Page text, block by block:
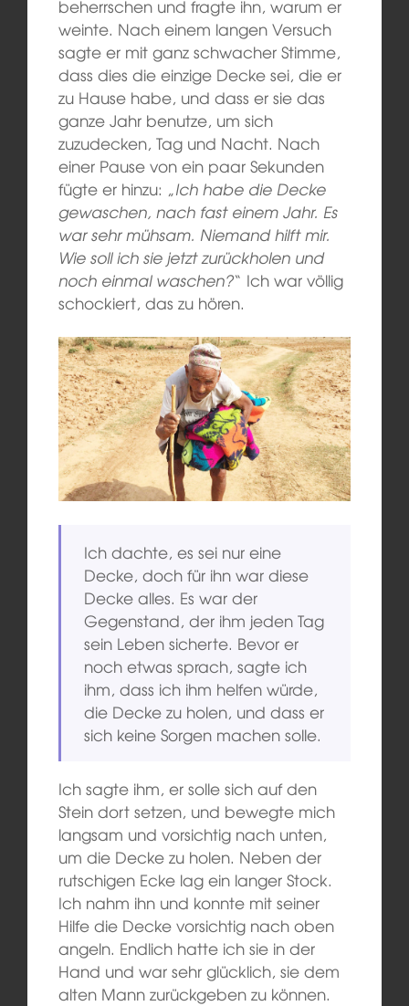
beherrschen und fragte ihn, warum er
weinte. Nach einem langen Versuch
sagte er mit ganz schwacher Stimme,
dass dies die einzige Decke sei, die er
zu Hause habe, und dass er sie das
ganze Jahr benutze, um sich
zuzudecken, Tag und Nacht. Nach
einer Pause von ein paar Sekunden
fügte er hinzu: „Ich habe die Decke
gewaschen, nach fast einem Jahr. Es
war sehr mühsam. Niemand hilft mir.
Wie soll ich sie jetzt zurückholen und
noch einmal waschen?“ Ich war völlig
schockiert, das zu hören.
Ich dachte, es sei nur eine
Decke, doch für ihn war diese
Decke alles. Es war der
Gegenstand, der ihm jeden Tag
sein Leben sicherte. Bevor er
noch etwas sprach, sagte ich
ihm, dass ich ihm helfen würde,
die Decke zu holen, und dass er
sich keine Sorgen machen solle.
Ich sagte ihm, er solle sich auf den
Stein dort setzen, und bewegte mich
langsam und vorsichtig nach unten,
um die Decke zu holen. Neben der
rutschigen Ecke lag ein langer Stock.
Ich nahm ihn und konnte mit seiner
Hilfe die Decke vorsichtig nach oben
angeln. Endlich hatte ich sie in der
Hand und war sehr glücklich, sie dem
alten Mann zurückgeben zu können.